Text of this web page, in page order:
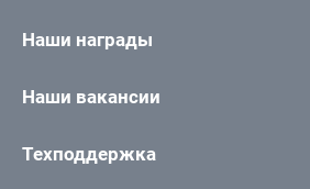
Наши награды
Наши вакансии
Техподдержка